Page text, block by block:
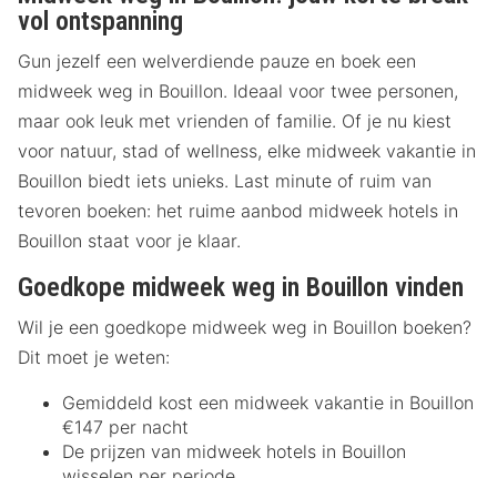
vol ontspanning
Gun jezelf een welverdiende pauze en boek een
midweek weg in Bouillon. Ideaal voor twee personen,
maar ook leuk met vrienden of familie. Of je nu kiest
voor natuur, stad of wellness, elke midweek vakantie in
Bouillon biedt iets unieks. Last minute of ruim van
tevoren boeken: het ruime aanbod midweek hotels in
Bouillon staat voor je klaar.
Goedkope midweek weg in Bouillon vinden
Wil je een goedkope midweek weg in Bouillon boeken?
Dit moet je weten:
Gemiddeld kost een midweek vakantie in Bouillon
€147 per nacht
De prijzen van midweek hotels in Bouillon